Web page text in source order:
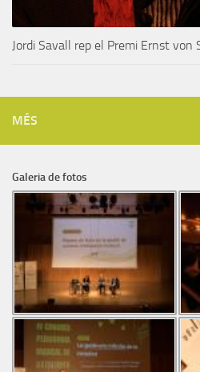
Jordi Savall rep el Premi Ernst von
MÉS
Galeria de fotos